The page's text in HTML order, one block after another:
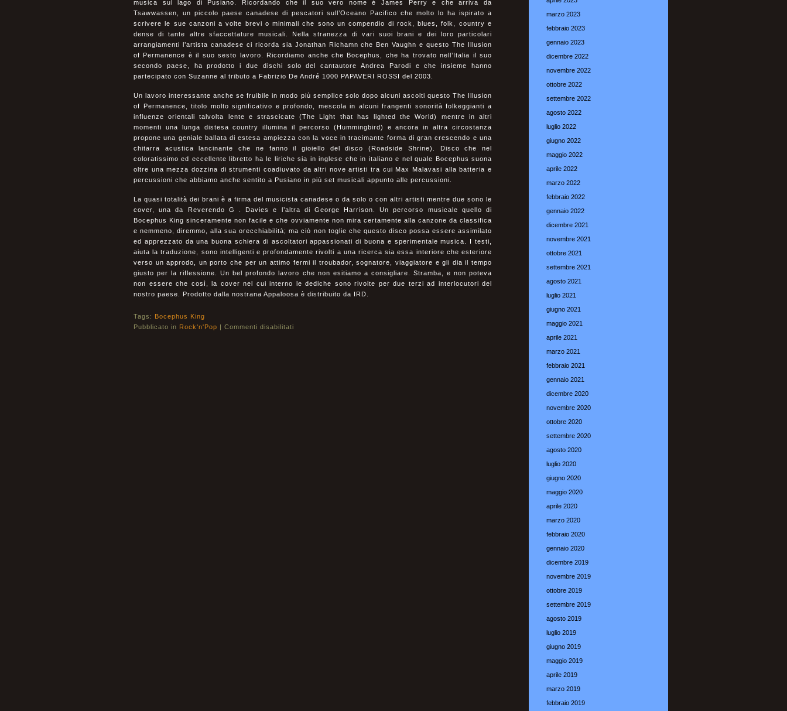
musica sul lago di Pusiano. Ricordando che il suo vero nome è James Perry e che arriva da
Tsawwassen, un piccolo paese canadese di pescatori sull’Oceano Pacifico che molto lo ha ispirato a
scrivere le sue canzoni a volte brevi o minimali che sono un compendio di rock, blues, folk, country e
dense di tante altre sfaccettature musicali. Nella stranezza di vari suoi brani e dei loro particolari
arrangiamenti l’artista canadese ci ricorda sia Jonathan Richamn che Ben Vaughn e questo The Illusion
of Permanence è il suo sesto lavoro. Ricordiamo anche che Bocephus, che ha trovato nell’Italia il suo
secondo paese, ha prodotto i due dischi solo del cantautore Andrea Parodi e che insieme hanno
partecipato con Suzanne al tributo a Fabrizio De André 1000 PAPAVERI ROSSI del 2003.
Un lavoro interessante anche se fruibile in modo più semplice solo dopo alcuni ascolti questo The Illusion
of Permanence, titolo molto significativo e profondo, mescola in alcuni frangenti sonorità folkeggianti a
influenze orientali talvolta lente e strascicate (The Light that has lighted the World) mentre in altri
momenti una lunga distesa country illumina il percorso (Hummingbird) e ancora in altra circostanza
propone una geniale ballata di estesa ampiezza con la voce in tracimante forma di gran crescendo e una
chitarra acustica lancinante che ne fanno il gioiello del disco (Roadside Shrine). Disco che nel
coloratissimo ed eccellente libretto ha le liriche sia in inglese che in italiano e nel quale Bocephus suona
oltre una mezza dozzina di strumenti coadiuvato da altri nove artisti tra cui Max Malavasi alla batteria e
percussioni che abbiamo anche sentito a Pusiano in più set musicali appunto alle percussioni.
La quasi totalità dei brani è a firma del musicista canadese o da solo o con altri artisti mentre due sono le
cover, una da Reverendo G . Davies e l’altra di George Harrison. Un percorso musicale quello di
Bocephus King sinceramente non facile e che ovviamente non mira certamente alla canzone da classifica
e nemmeno, diremmo, alla sua orecchiabilità; ma ciò non toglie che questo disco possa essere assimilato
ed apprezzato da una buona schiera di ascoltatori appassionati di buona e sperimentale musica. I testi,
aiuta la traduzione, sono intelligenti e profondamente rivolti a una ricerca sia essa interiore che esteriore
verso un approdo, un porto che per un attimo fermi il troubador, sognatore, viaggiatore e gli dia il tempo
giusto per la riflessione. Un bel profondo lavoro che non esitiamo a consigliare. Stramba, e non poteva
non essere che così, la cover nel cui interno le dediche sono rivolte per due terzi ad interlocutori del
nostro paese. Prodotto dalla nostrana Appaloosa è distribuito da IRD.
Tags: Bocephus King
Pubblicato in Rock'n'Pop | Commenti disabilitati
marzo 2023
febbraio 2023
gennaio 2023
dicembre 2022
novembre 2022
ottobre 2022
settembre 2022
agosto 2022
luglio 2022
giugno 2022
maggio 2022
aprile 2022
marzo 2022
febbraio 2022
gennaio 2022
dicembre 2021
novembre 2021
ottobre 2021
settembre 2021
agosto 2021
luglio 2021
giugno 2021
maggio 2021
aprile 2021
marzo 2021
febbraio 2021
gennaio 2021
dicembre 2020
novembre 2020
ottobre 2020
settembre 2020
agosto 2020
luglio 2020
giugno 2020
maggio 2020
aprile 2020
marzo 2020
febbraio 2020
gennaio 2020
dicembre 2019
novembre 2019
ottobre 2019
settembre 2019
agosto 2019
luglio 2019
giugno 2019
maggio 2019
aprile 2019
marzo 2019
febbraio 2019